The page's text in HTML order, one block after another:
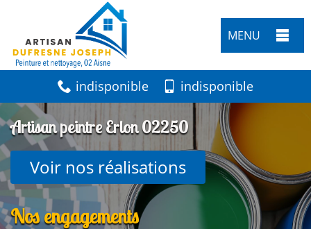
MENU
indisponible indisponible
Artisan peintre Erlon 02250
Voir nos réalisations
Nos engagements